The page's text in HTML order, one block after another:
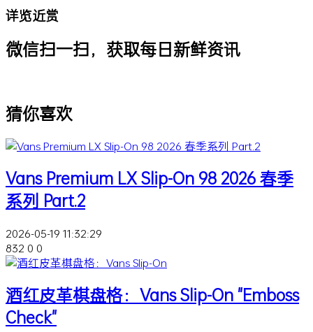
详览近赏
微信扫一扫，获取每日新鲜资讯
猜你喜欢
Vans Premium LX Slip-On 98 2026 春季
系列 Part.2
2026-05-19 11:32:29
832 0 0
酒红皮革棋盘格：Vans Slip-On "Emboss
Check"